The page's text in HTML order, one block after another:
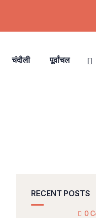
चंदौली पूर्वांचल
RECENT POSTS
0